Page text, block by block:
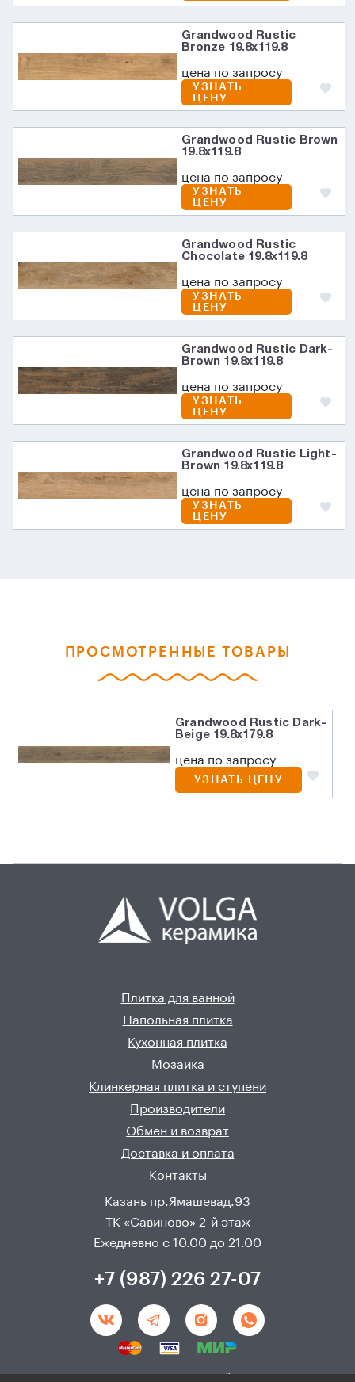
Grandwood Rustic
Bronze 19.8x119.8
цена по запросу
УЗНАТЬ
ЦЕНУ
Grandwood Rustic Brown
19.8x119.8
цена по запросу
УЗНАТЬ
ЦЕНУ
Grandwood Rustic
Chocolate 19.8x119.8
цена по запросу
УЗНАТЬ
ЦЕНУ
Grandwood Rustic Dark-
Brown 19.8x119.8
цена по запросу
УЗНАТЬ
ЦЕНУ
Grandwood Rustic Light-
Brown 19.8x119.8
цена по запросу
УЗНАТЬ
ЦЕНУ
ПРОСМОТРЕННЫЕ ТОВАРЫ
Grandwood Rustic Dark-
Beige 19.8x179.8
цена по запросу
УЗНАТЬ ЦЕНУ
Плитка для ванной
Напольная плитка
Кухонная плитка
Мозаика
Клинкерная плитка и ступени
Производители
Обмен и возврат
Доставка и оплата
Контакты
Казань пр.Ямашевад.93
ТК «Савиново» 2-й этаж
Ежедневно с 10.00 до 21.00
+7 (987) 226 27-07